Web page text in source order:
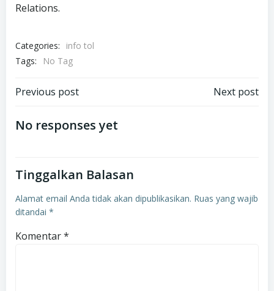
Relations.
Categories:
info tol
Tags:
No Tag
Navigasi
pos
Previous post
NavigasiNext post
No responses yet
Tinggalkan Balasan
Alamat email Anda tidak akan dipublikasikan. Ruas yang wajib
ditandai *
Komentar*